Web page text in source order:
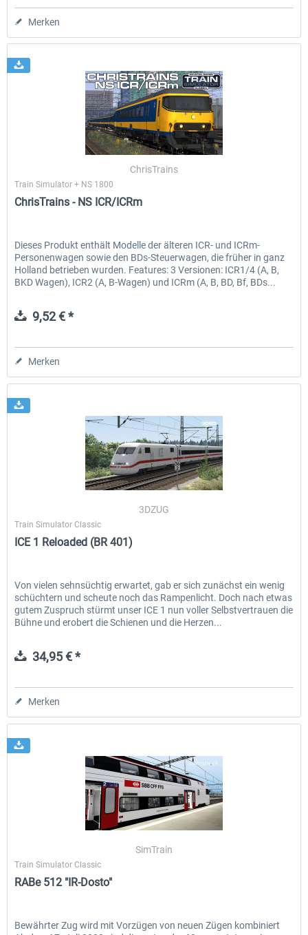
Merken
ChrisTrains
Train Simulator + NS 1800
ChrisTrains - NS ICR/ICRm
Dieses Produkt enthält Modelle der älteren ICR- und ICRm-
Personenwagen sowie den BDs-Steuerwagen, die früher in ganz
Holland betrieben wurden. Features: 3 Versionen: ICR1/4 (A, B,
BKD Wagen), ICR2 (A, B-Wagen) und ICRm (A, B, BD, Bf, BDs...
9,52 € *
Merken
3DZUG
Train Simulator Classic
ICE 1 Reloaded (BR 401)
Von vielen sehnsüchtig erwartet, gab er sich zunächst ein wenig
schüchtern und scheute noch das Rampenlicht. Doch nach etwas
gutem Zuspruch stürmt unser ICE 1 nun voller Selbstvertrauen die
Bühne und erobert die Schienen und die Herzen...
34,95 € *
Merken
SimTrain
Train Simulator Classic
RABe 512 "IR-Dosto"
Bewährter Zug wird mit Vorzügen von neuen Zügen kombiniert